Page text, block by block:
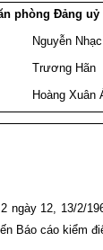
phòng Đảng uỷ
Nguyễn Nhạc
Trương Hãn
Hoàng Xuân
ngày 12, 13/2/
Báo cáo kiểm